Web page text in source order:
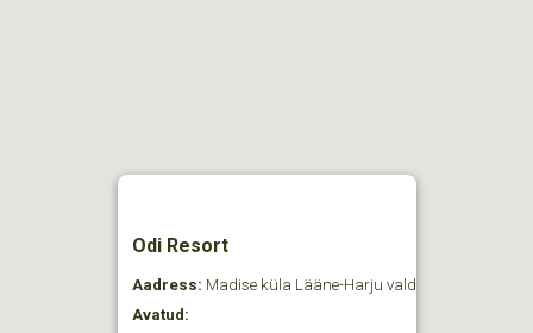
Odi Resort
Aadress: Madise küla Lääne-Harju vald
Avatud: